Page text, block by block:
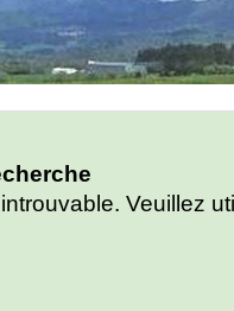
Veuillez